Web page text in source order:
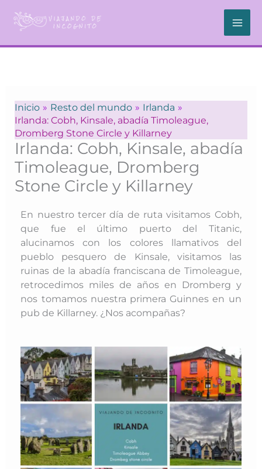
contenido
Inicio Resto del mundo
Irlanda
Irlanda: Cobh, Kinsale, abadía Timoleague,
Dromberg Stone Circle y Killarney
Irlanda: Cobh, Kinsale, abadía
Timoleague, Dromberg
Stone Circle y Killarney
En nuestro tercer día de ruta visitamos Cobh,
que fue el último puerto del Titanic,
alucinamos con los colores llamativos del
pueblo pesquero de Kinsale, visitamos las
ruinas de la abadía franciscana de Timoleague,
retrocedimos miles de años en Dromberg y
nos tomamos nuestra primera Guinnes en un
pub de Killarney. ¿Nos acompañas?